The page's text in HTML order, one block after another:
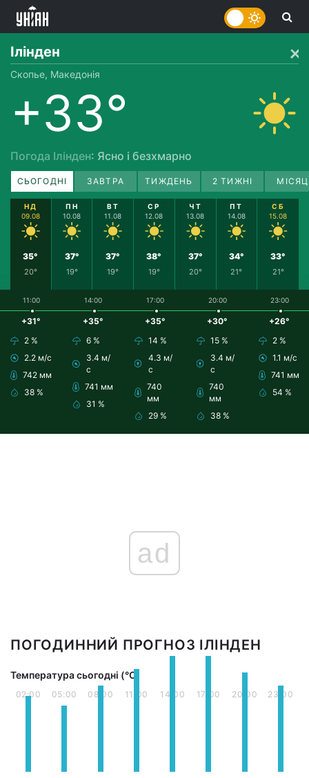
Ілінден
Скопье, Македонія
+33°
Погода Ілінден: Ясно і безхмарно
СЬОГОДНІ ЗАВТРА ТИЖДЕНЬ 2 ТИЖНІ
НД
09.08
35°
20°
ПН
10.08
37°
19°
ВТ
11.08
37°
19°
СР
12.08
38°
19°
ЧТ
13.08
37°
20°
ПТ
14.08
34°
21°
СБ
15.08
33°
21°
11:00
+31°
2 %
2.2 м/с
742 мм
38 %
14:00
+35°
6 %
3.4 м/
с
741 мм
31 %
17:00
+35°
14 %
4.3 м/
с
740
мм
29 %
20:00
+30°
15 %
3.4 м/
с
740
мм
38 %
23:00
+26°
2 %
1.1 м/с
741 мм
54 %
ad
ПОГОДИННИЙ ПРОГНОЗ ІЛІНДЕН
Температура сьогодні (°С)
02:00 05:00 08:00 11:00 14:00 17:00 20:00 23:00